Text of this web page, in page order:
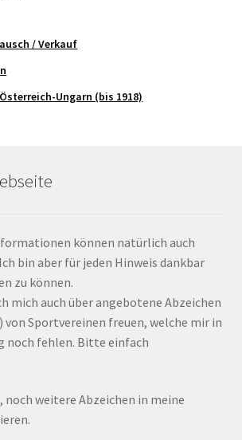
/ Verkauf
Ungarn (bis 1918)
können natürlich auch
bin aber für jeden Hinweis dankbar
zu können.
mich auch über angebotene Abzeichen
von Sportvereinen freuen, welche mir in
noch fehlen. Bitte einfach
noch weitere Abzeichen in meine